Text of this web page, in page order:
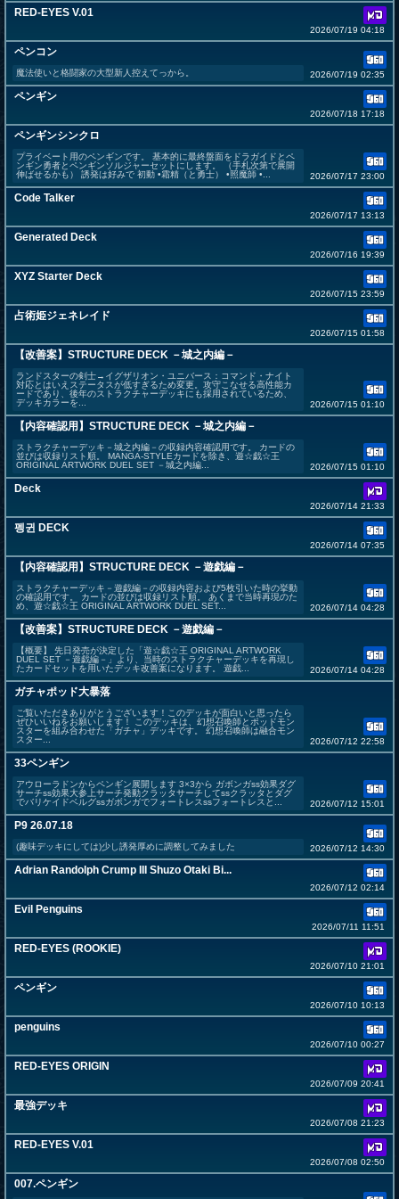
RED-EYES V.01
2026/07/19 04:18
ペンコン
魔法使いと格闘家の大型新人控えてっから。 2026/07/19 02:35
ペンギン
2026/07/18 17:18
ペンギンシンクロ
プライベート用のペンギンです。 基本的に最終盤面をドラガイドとペ
ンギン勇者とペンギンソルジャーセットにします。 （手札次第で展開
伸ばせるかも） 誘発は好みで 初動 •霜精（と勇士） •照魔師 •...
2026/07/17 23:00
Code Talker
2026/07/17 13:13
Generated Deck
2026/07/16 19:39
XYZ Starter Deck
2026/07/15 23:59
占術姫ジェネレイド
2026/07/15 01:58
【改善案】STRUCTURE DECK －城之内編－
ランドスターの剣士→イグザリオン・ユニバース：コマンド・ナイト
対応とはいえステータスが低すぎるため変更。攻守こなせる高性能カ
ードであり、後年のストラクチャーデッキにも採用されているため、
デッキカラーを...
2026/07/15 01:10
【内容確認用】STRUCTURE DECK －城之内編－
ストラクチャーデッキ－城之内編－の収録内容確認用です。 カードの
並びは収録リスト順。 MANGA-STYLEカードを除き、遊☆戯☆王
ORIGINAL ARTWORK DUEL SET －城之内編...
2026/07/15 01:10
Deck
2026/07/14 21:33
펭귄 DECK
2026/07/14 07:35
【内容確認用】STRUCTURE DECK －遊戯編－
ストラクチャーデッキ－遊戯編－の収録内容および5枚引いた時の挙動
の確認用です。 カードの並びは収録リスト順。 あくまで当時再現のた
め、遊☆戯☆王 ORIGINAL ARTWORK DUEL SET...
2026/07/14 04:28
【改善案】STRUCTURE DECK －遊戯編－
【概要】 先日発売が決定した「遊☆戯☆王 ORIGINAL ARTWORK
DUEL SET －遊戯編－」より、当時のストラクチャーデッキを再現し
たカードセットを用いたデッキ改善案になります。 遊戯...
2026/07/14 04:28
ガチャポッド大暴落
ご覧いただきありがとうございます！このデッキが面白いと思ったら
ぜひいいねをお願いします！ このデッキは、幻想召喚師とポッドモン
スターを組み合わせた「ガチャ」デッキです。 幻想召喚師は融合モン
スター...
2026/07/12 22:58
33ペンギン
アウローラドンからペンギン展開します 3×3から ガボンガss効果ダグ
サーチss効果大参上サーチ発動クラッタサーチしてssクラッタとダグ
でバリケイドベルグssガボンガでフォートレスssフォートレスと...
2026/07/12 15:01
P9 26.07.18
(趣味デッキにしては)少し誘発厚めに調整してみました 2026/07/12 14:30
Adrian Randolph Crump III Shuzo Otaki Bi...
2026/07/12 02:14
Evil Penguins
2026/07/11 11:51
RED-EYES (ROOKIE)
2026/07/10 21:01
ペンギン
2026/07/10 10:13
penguins
2026/07/10 00:27
RED-EYES ORIGIN
2026/07/09 20:41
最強デッキ
2026/07/08 21:23
RED-EYES V.01
2026/07/08 02:50
007.ペンギン